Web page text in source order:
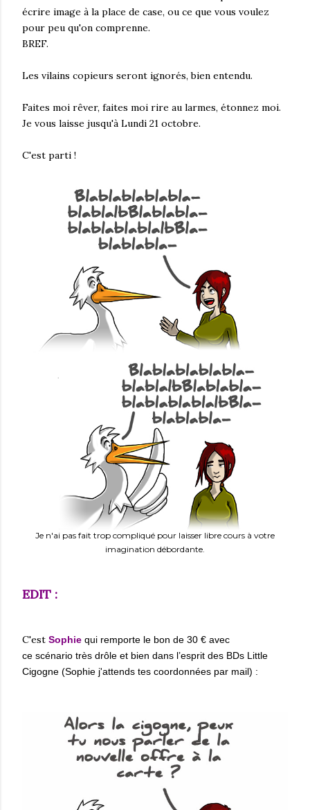
écrire image à la place de case, ou ce que vous voulez
pour peu qu'on comprenne.
BREF.
Les vilains copieurs seront ignorés, bien entendu.
Faites moi rêver, faites moi rire au larmes, étonnez moi.
Je vous laisse jusqu'à Lundi 21 octobre.
C'est parti !
Je n'ai pas fait trop compliqué pour laisser libre cours à votre
imagination débordante.
EDIT :
C'est Sophie qui remporte le bon de 30 € avec
ce scénario très drôle et bien dans l’esprit des BDs Little
Cigogne (Sophie j'attends tes coordonnées par mail) :